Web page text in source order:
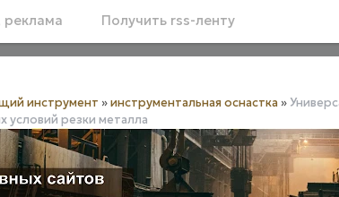
реклама Получить rss-ленту
инструмент »инструментальная оснастка »
условий резки металла